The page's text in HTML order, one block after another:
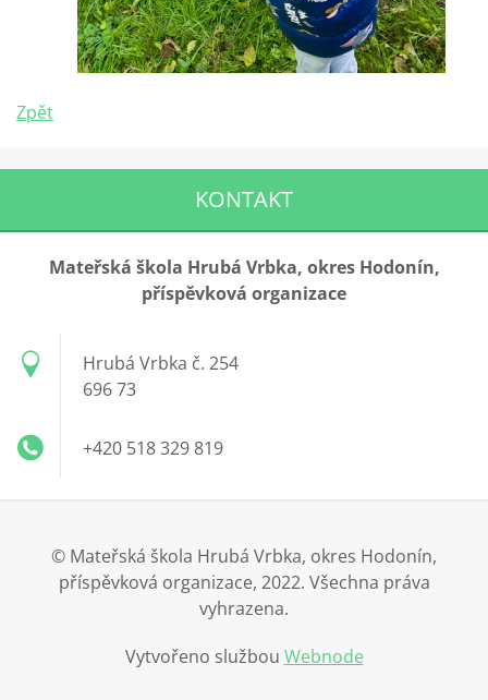
Zpět
KONTAKT
Mateřská škola Hrubá Vrbka, okres Hodonín,
příspěvková organizace
Hrubá Vrbka č. 254
696 73
+420 518 329 819
© Mateřská škola Hrubá Vrbka, okres Hodonín,
příspěvková organizace, 2022. Všechna práva
vyhrazena.
Vytvořeno službou Webnode